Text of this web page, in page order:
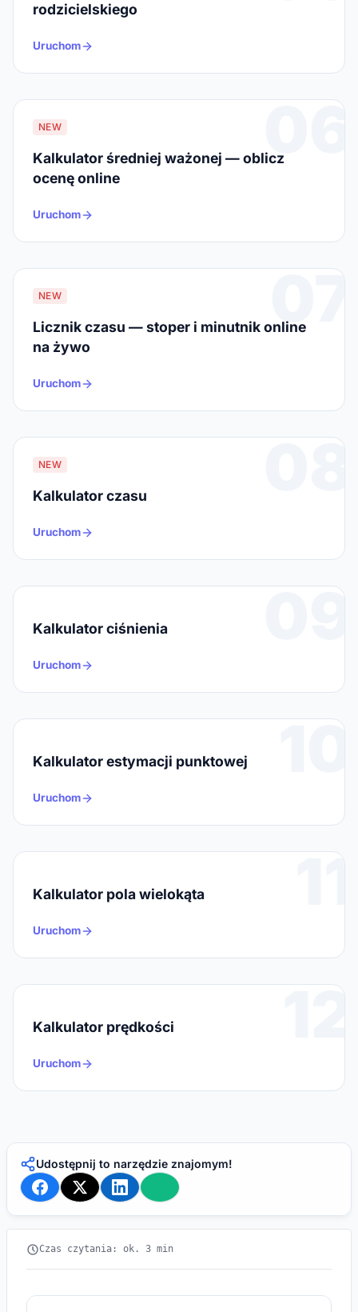
rodzicielskiego
Uruchom
06
NEW
Kalkulator średniej ważonej — oblicz
ocenę online
Uruchom
07
NEW
Licznik czasu — stoper i minutnik online
na żywo
Uruchom
08
NEW
Kalkulator czasu
Uruchom
09
Kalkulator ciśnienia
Uruchom
10
Kalkulator estymacji punktowej
Uruchom
11
Kalkulator pola wielokąta
Uruchom
12
Kalkulator prędkości
Uruchom
Udostępnij to narzędzie znajomym!
Czas czytania: ok. 3 min